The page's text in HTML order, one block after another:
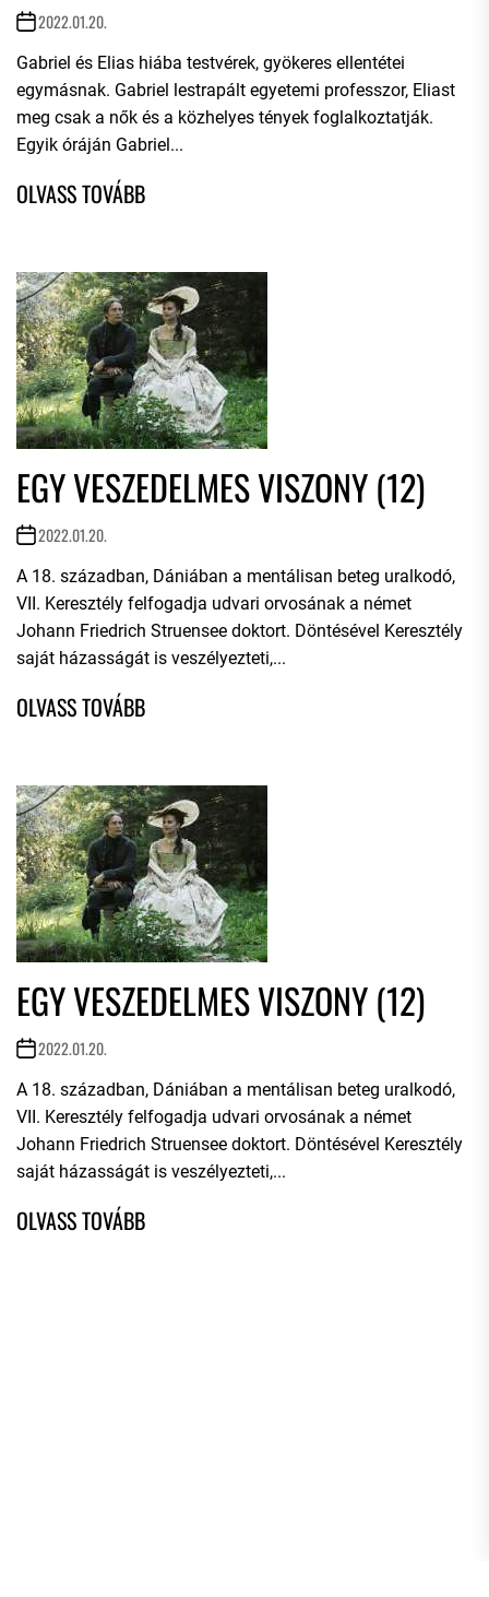
2022.01.20.
Gabriel és Elias hiába testvérek, gyökeres ellentétei
egymásnak. Gabriel lestrapált egyetemi professzor, Eliast
meg csak a nők és a közhelyes tények foglalkoztatják.
Egyik óráján Gabriel...
EGY VESZEDELMES VISZONY (12)
2022.01.20.
A 18. században, Dániában a mentálisan beteg uralkodó,
VII. Keresztély felfogadja udvari orvosának a német
Johann Friedrich Struensee doktort. Döntésével Keresztély
saját házasságát is veszélyezteti,...
EGY VESZEDELMES VISZONY (12)
2022.01.20.
A 18. században, Dániában a mentálisan beteg uralkodó,
VII. Keresztély felfogadja udvari orvosának a német
Johann Friedrich Struensee doktort. Döntésével Keresztély
saját házasságát is veszélyezteti,...